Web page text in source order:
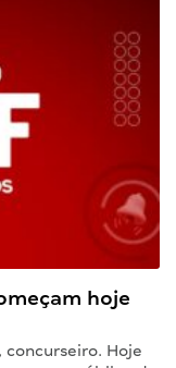
hoje
concurseiro. Hoje